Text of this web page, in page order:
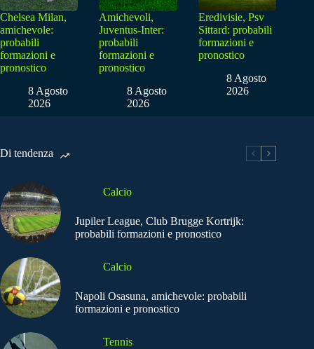
Chelsea Milan,
amichevole:
probabili
formazioni e
pronostico
8 Agosto
2026
Amichevoli,
Juventus-Inter:
probabili
formazioni e
pronostico
8 Agosto
2026
Eredivisie, Psv
Sittard: probabili
formazioni e
pronostico
8 Agosto
2026
Di tendenza
Calcio
Jupiler League, Club Brugge Kortrijk:
probabili formazioni e pronostico
Calcio
Napoli Osasuna, amichevole: probabili
formazioni e pronostico
Tennis